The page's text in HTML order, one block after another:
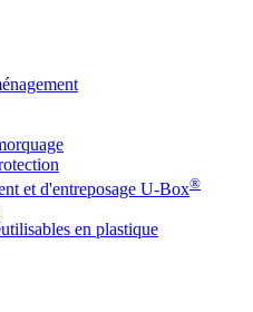
et d'entreposage U-Box®
en plastique